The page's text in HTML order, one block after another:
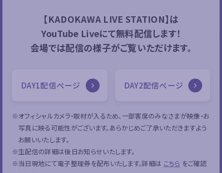
【KADOKAWA LIVE STATION】は
YouTube Liveにて無料配信します！
会場では配信の様子がご覧いただけます。
DAY1配信ページ DAY2配信ページ
※オフィシャルカメラ・取材が入るため、一部客席のみなさまが映像・お
写真に映る可能性がございます。あらかじめご了承いただきますよう
お願いいたします。
※生配信の詳細は後日お知らせいたします。
※当日現地にて電子整理券を配布いたします。詳細は こちら をご確認